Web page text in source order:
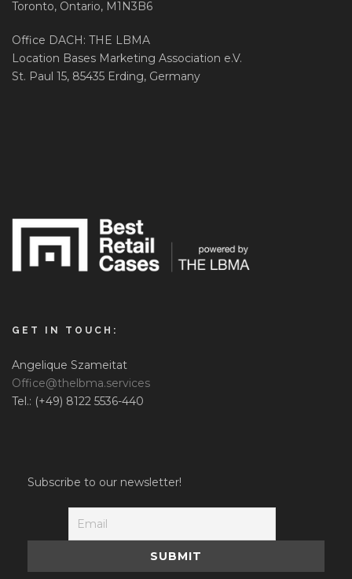
Toronto, Ontario, M1N3B6
Office DACH: THE LBMA
Location Bases Marketing Association e.V.
St. Paul 15, 85435 Erding, Germany
GET IN TOUCH:
Angelique Szameitat
Office@thelbma.services
Tel.: (+49) 8122 5536-440
Subscribe to our newsletter!